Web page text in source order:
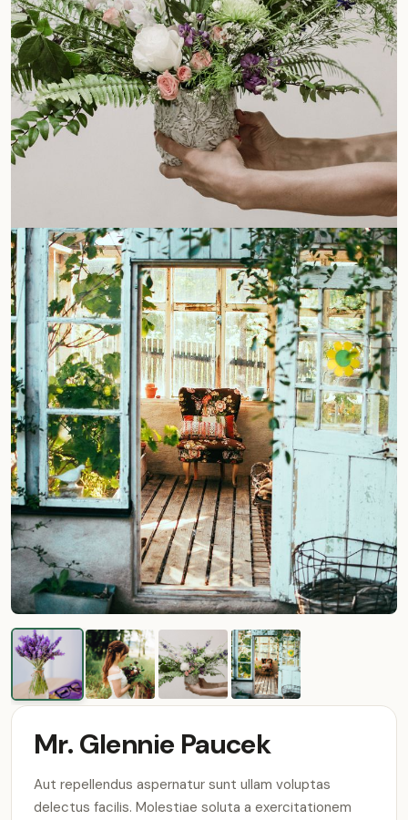
Mr. Glennie Paucek
Aut repellendus aspernatur sunt ullam voluptas
delectus facilis. Molestiae soluta a exercitationem